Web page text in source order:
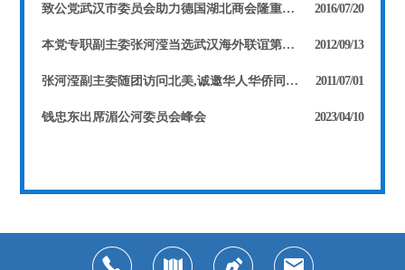
致公党武汉市委员会助力德国湖北商会隆重举行揭牌仪式 2016/07/20
本党专职副主委张河滢当选武汉海外联谊第五届理事会常务理事 2012/09/13
张河滢副主委随团访问北美,诚邀华人华侨同庆辛亥百年 2011/07/01
钱忠东出席湄公河委员会峰会 2023/04/10